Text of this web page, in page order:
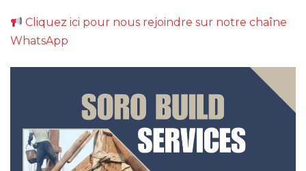
Cliquez ici pour nous rejoindre sur notre chaîne
WhatsApp